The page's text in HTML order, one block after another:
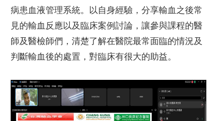
病患血液管理系統。以自身經驗，分享輸血之後常
見的輸血反應以及臨床案例討論，讓參與課程的醫
師及醫檢師們，清楚了解在醫院最常面臨的情況及
判斷輸血後的處置，對臨床有很大的助益。